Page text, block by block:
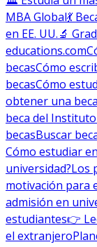
MBA Global💃
en EE. UU.🔬
educations.com
becasCómo
becasCómo
obtener una
beca del
becasBuscar
Cómo estudiar
universidad?Los
motivación para
admisión en
estudiantes👉
el extranjero